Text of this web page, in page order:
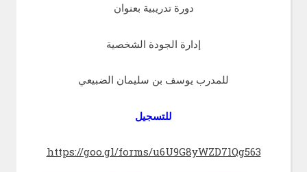
دورة تدريبية بعنوان
إدارة الجودة الشخصية
للمدرب يوسف بن سليمان الضبيعي
للتسجيل
https://goo.gl/forms/u6U9G8yWZD7lQg563